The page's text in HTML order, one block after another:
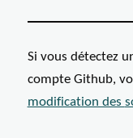
Si vous détectez
compte Github,
modification des